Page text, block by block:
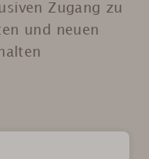
Zugang zu
und neuen